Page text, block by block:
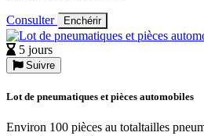
Consulter Enchérir
5 jours
Suivre
Lot de pneumatiques et pièces automobiles
Environ 100 pièces au totaltailles